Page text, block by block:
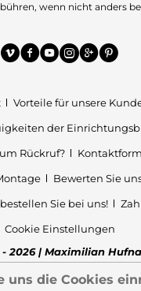
wenn nicht anders
Vorteile für unsere
der
Rückruf?
Bewerten Sie
Sie bei uns!
Cookie Einstellungen
2026 | Maximilian
uns die Cookies